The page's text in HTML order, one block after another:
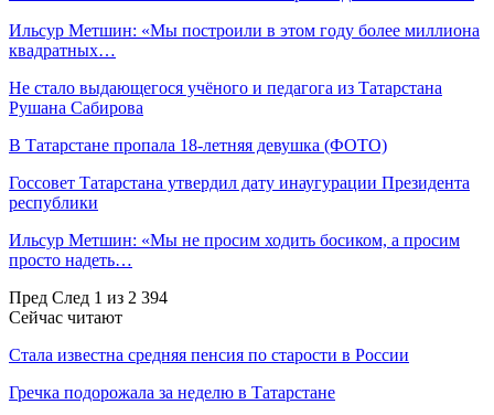
Ильсур Метшин: «Мы построили в этом году более миллиона
квадратных…
Не стало выдающегося учёного и педагога из Татарстана
Рушана Сабирова
В Татарстане пропала 18-летняя девушка (ФОТО)
Госсовет Татарстана утвердил дату инаугурации Президента
республики
Ильсур Метшин: «Мы не просим ходить босиком, а просим
просто надеть…
Пред След 1 из 2 394
Сейчас читают
Стала известна средняя пенсия по старости в России
Гречка подорожала за неделю в Татарстане